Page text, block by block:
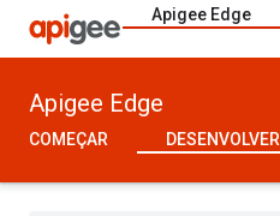
Apigee Edge
Apigee Edge
COMEÇAR DESENVOLVER